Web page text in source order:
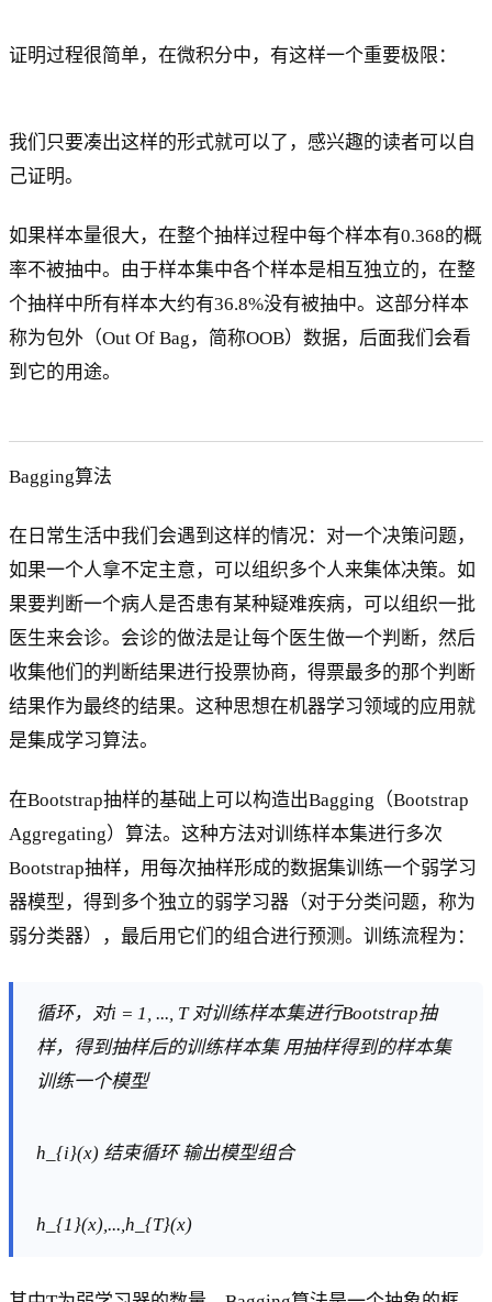
证明过程很简单，在微积分中，有这样一个重要极限：
我们只要凑出这样的形式就可以了，感兴趣的读者可以自
己证明。
如果样本量很大，在整个抽样过程中每个样本有0.368的概
率不被抽中。由于样本集中各个样本是相互独立的，在整
个抽样中所有样本大约有36.8%没有被抽中。这部分样本
称为包外（Out Of Bag，简称OOB）数据，后面我们会看
到它的用途。
Bagging算法
在日常生活中我们会遇到这样的情况：对一个决策问题，
如果一个人拿不定主意，可以组织多个人来集体决策。如
果要判断一个病人是否患有某种疑难疾病，可以组织一批
医生来会诊。会诊的做法是让每个医生做一个判断，然后
收集他们的判断结果进行投票协商，得票最多的那个判断
结果作为最终的结果。这种思想在机器学习领域的应用就
是集成学习算法。
在Bootstrap抽样的基础上可以构造出Bagging（Bootstrap
Aggregating）算法。这种方法对训练样本集进行多次
Bootstrap抽样，用每次抽样形成的数据集训练一个弱学习
器模型，得到多个独立的弱学习器（对于分类问题，称为
弱分类器），最后用它们的组合进行预测。训练流程为：
循环，对i = 1, ..., T 对训练样本集进行Bootstrap抽
样，得到抽样后的训练样本集 用抽样得到的样本集
训练一个模型
h_{i}(x) 结束循环 输出模型组合
h_{1}(x),...,h_{T}(x)